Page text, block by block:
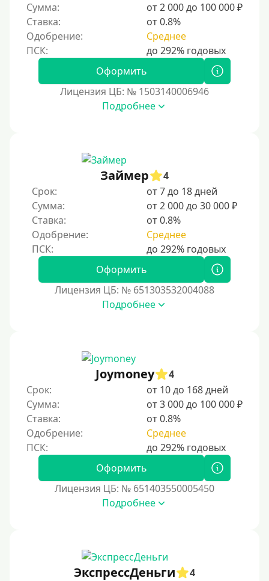
Сумма:
от 2 000 до 100 000 ₽
Ставка:
от 0.8%
Одобрение:
Среднее
Оформить
Лицензия ЦБ: № 1503140006946
Подробнее
Займер
4
Срок:
от 7 до 18 дней
Сумма:
от 2 000 до 30 000 ₽
Ставка:
от 0.8%
Одобрение:
Среднее
Оформить
Лицензия ЦБ: № 651303532004088
Подробнее
Joymoney
4
Срок:
от 10 до 168 дней
Сумма:
от 3 000 до 100 000 ₽
Ставка:
от 0.8%
Одобрение:
Среднее
Оформить
Лицензия ЦБ: № 651403550005450
Подробнее
ЭкспрессДеньги
4